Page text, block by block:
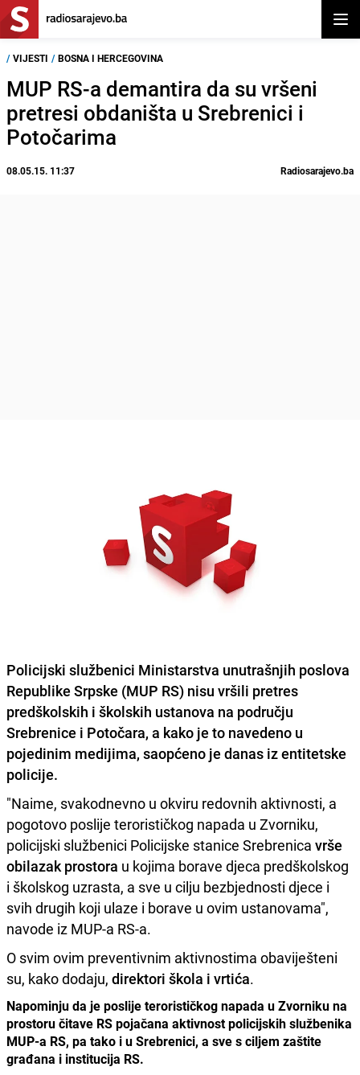
/ VIJESTI / BOSNA I HERCEGOVINA
MUP RS-a demantira da su vršeni
pretresi obdaništa u Srebrenici i
Potočarima
08.05.15. 11:37 Radiosarajevo.ba
Policijski službenici Ministarstva unutrašnjih poslova
Republike Srpske (MUP RS) nisu vršili pretres
predškolskih i školskih ustanova na području
Srebrenice i Potočara, a kako je to navedeno u
pojedinim medijima, saopćeno je danas iz entitetske
policije.
"Naime, svakodnevno u okviru redovnih aktivnosti, a
pogotovo poslije terorističkog napada u Zvorniku,
policijski službenici Policijske stanice Srebrenica vrše
obilazak prostora u kojima borave djeca predškolskog
i školskog uzrasta, a sve u cilju bezbjednosti djece i
svih drugih koji ulaze i borave u ovim ustanovama",
navode iz MUP-a RS-a.
O svim ovim preventivnim aktivnostima obaviješteni
su, kako dodaju, direktori škola i vrtića.
Napominju da je poslije terorističkog napada u Zvorniku na
prostoru čitave RS pojačana aktivnost policijskih službenika
MUP-a RS, pa tako i u Srebrenici, a sve s ciljem zaštite
građana i institucija RS.